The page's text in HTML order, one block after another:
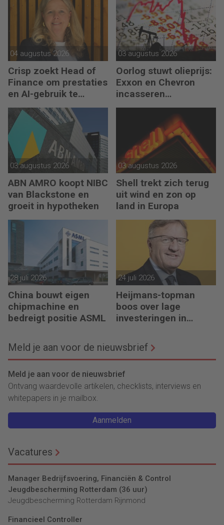
04 augustus 2026
Crisp zoekt Head of
Finance om prestaties
en AI-gebruik te
versnellen
03 augustus 2026
Oorlog stuwt olieprijs:
Exxon en Chevron
incasseren
miljardenwinsten
03 augustus 2026
ABN AMRO koopt NIBC
van Blackstone en
groeit in hypotheken
03 augustus 2026
Shell trekt zich terug
uit wind en zon op
land in Europa
28 juli 2026
China bouwt eigen
chipmachine en
bedreigt positie ASML
24 juli 2026
Heijmans-topman
boos over lage
investeringen in
Meld je aan voor de nieuwsbrief
Meld je aan voor de nieuwsbrief
Ontvang waardevolle artikelen, checklists, interviews en
whitepapers in je mailbox.
Aanmelden
Vacatures
Manager Bedrijfsvoering, Financiën & Control
Jeugdbescherming Rotterdam (36 uur)
Jeugdbescherming Rotterdam Rijnmond
Financieel Controller